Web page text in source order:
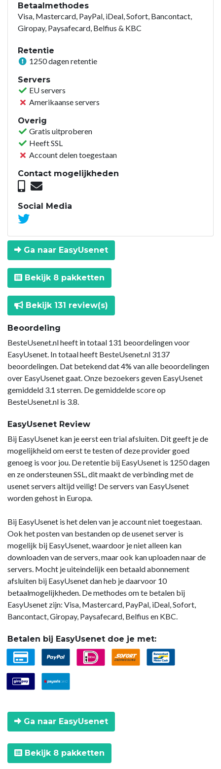
Betaalmethodes
Visa, Mastercard, PayPal, iDeal, Sofort, Bancontact,
Giropay, Paysafecard, Belfius & KBC
Retentie
1250 dagen retentie
Servers
EU servers
Amerikaanse servers
Overig
Gratis uitproberen
Heeft SSL
Account delen toegestaan
Contact mogelijkheden
Social Media
Ga naar EasyUsenet
Bekijk 8 pakketten
Bekijk 131 review(s)
Beoordeling
BesteUsenet.nl heeft in totaal 131 beoordelingen voor
EasyUsenet. In totaal heeft BesteUsenet.nl 3137
beoordelingen. Dat betekend dat 4% van alle beoordelingen
over EasyUsenet gaat. Onze bezoekers geven EasyUsenet
gemiddeld 3.1 sterren. De gemiddelde score op
BesteUsenet.nl is 3.8.
EasyUsenet Review
Bij EasyUsenet kan je eerst een trial afsluiten. Dit geeft je de
mogelijkheid om eerst te testen of deze provider goed
genoeg is voor jou. De retentie bij EasyUsenet is 1250 dagen
en ze ondersteunen SSL, dit maakt de verbinding met de
usenet servers altijd veilig! De servers van EasyUsenet
worden gehost in Europa.
Bij EasyUsenet is het delen van je account niet toegestaan.
Ook het posten van bestanden op de usenet server is
mogelijk bij EasyUsenet, waardoor je niet alleen kan
downloaden van de servers, maar ook kan uploaden naar de
servers. Mocht je uiteindelijk een betaald abonnement
afsluiten bij EasyUsenet dan heb je daarvoor 10
betaalmogelijkheden. De methodes om te betalen bij
EasyUsenet zijn: Visa, Mastercard, PayPal, iDeal, Sofort,
Bancontact, Giropay, Paysafecard, Belfius en KBC.
Betalen bij EasyUsenet doe je met:
Ga naar EasyUsenet
Bekijk 8 pakketten